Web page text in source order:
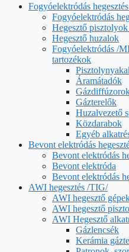
Fogyóelektródás
Fogyóelektródás
Hegesztő
Hegesztő huzalok
Fogyóelektródás /
tartozékok
Áramátadók
Gázterelők
Huzalvezető
Közdarabok
Egyéb
Bevont elektródás
Bevont elektródás
Bevont elektróda
Bevont elektródás
AWI hegesztés /TIG/
AWI hegesztő
AWI hegesztő
AWI Hegesztő
Gázlencsék
Kerámia